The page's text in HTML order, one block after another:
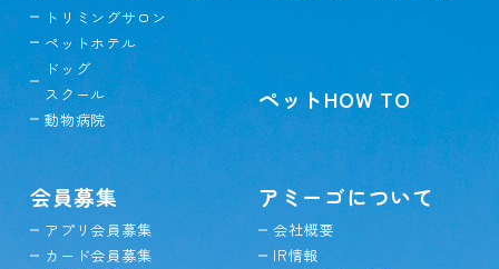
トリミングサロン
ペットホテル
ドッグ
スクール
動物病院
ペットHOW TO
会員募集
アプリ会員募集
カード会員募集
アミーゴについて
会社概要
IR情報